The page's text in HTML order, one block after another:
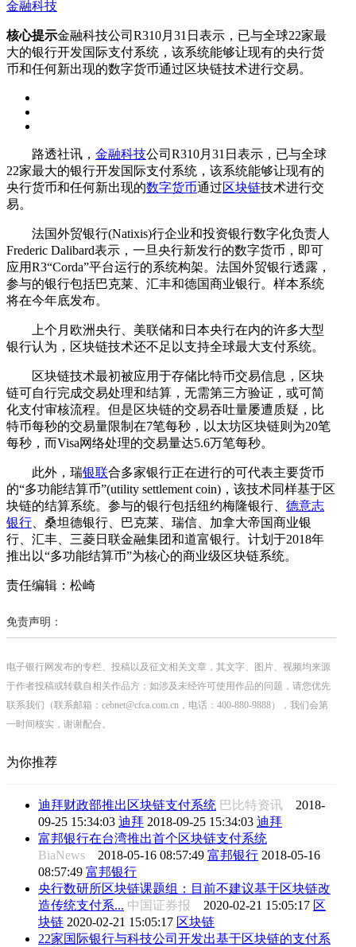
金融科技
核心提示金融科技公司R310月31日表示，已与全球22家最
大的银行开发国际支付系统，该系统能够让现有的央行货
币和任何新出现的数字货币通过区块链技术进行交易。
路透社讯， 金融科技公司R310月31日表示，已与全球
22家最大的银行开发国际支付系统，该系统能够让现有的
央行货币和任何新出现的数字货币通过区块链技术进行交
易。
法国外贸银行(Natixis)行企业和投资银行数字化负责人
Frederic Dalibard表示，一旦央行新发行的数字货币，即可
应用R3“Corda”平台运行的系统构架。法国外贸银行透露，
参与的银行包括巴克莱、汇丰和德国商业银行。样本系统
将在今年底发布。
上个月欧洲央行、美联储和日本央行在内的许多大型
银行认为，区块链技术还不足以支持全球最大支付系统。
区块链技术最初被应用于存储比特币交易信息，区块
链可自行完成交易处理和结算，无需第三方验证，或可简
化支付审核流程。但是区块链的交易吞吐量屡遭质疑，比
特币每秒的交易量限制在7笔每秒，以太坊区块链则为20笔
每秒，而Visa网络处理的交易量达5.6万笔每秒。
此外，瑞银联合多家银行正在进行的可代表主要货币
的“多功能结算币”(utility settlement coin)，该技术同样基于区
块链的结算系统。参与的银行包括纽约梅隆银行、 德意志
银行 、桑坦德银行、巴克莱、瑞信、加拿大帝国商业银
行、汇丰、三菱日联金融集团和道富银行。计划于2018年
推出以“多功能结算币”为核心的商业级区块链系统。
责任编辑：松崎
免责声明：
电子银行网发布的专栏、投稿以及征文相关文章，其文字、图片、视频均来源
于作者投稿或转载自相关作品方；如涉及未经许可使用作品的问题，请您优先
联系我们（联系邮箱：cebnet@cfca.com.cn，电话：400-880-9888），我们会第
一时间核实，谢谢配合。
为你推荐
迪拜财政部推出区块链支付系统 巴比特资讯 2018-
09-25 15:34:03 迪拜 2018-09-25 15:34:03 迪拜
富邦银行在台湾推出首个区块链支付系统
BiaNews 2018-05-16 08:57:49 富邦银行 2018-05-16
08:57:49 富邦银行
央行数研所区块链课题组：目前不建议基于区块链改
造传统支付系... 中国证券报 2020-02-21 15:05:17 区
块链 2020-02-21 15:05:17 区块链
22家国际银行与科技公司开发出基于区块链的支付系